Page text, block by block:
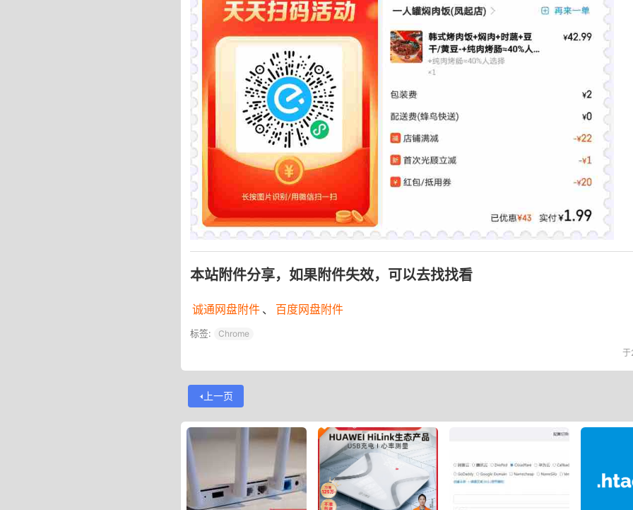
本站附件分享，如果附件失效，可以去找找看
诚通网盘附件 、 百度网盘附件
标签:
Chrome
上一页